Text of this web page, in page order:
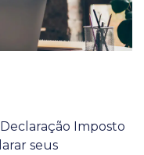
Imposto
seus